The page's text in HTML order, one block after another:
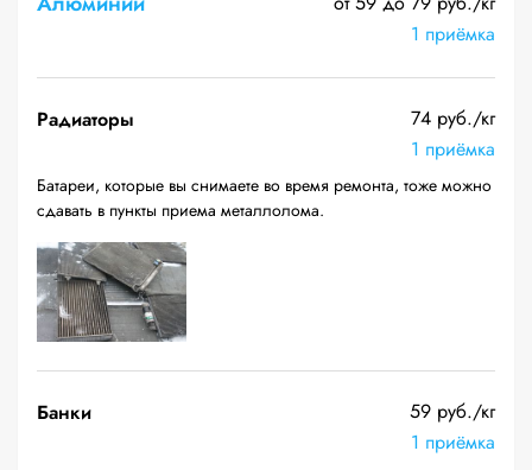
1 приёмка
Радиаторы
74 руб./кг
1 приёмка
Батареи, которые вы снимаете во время ремонта, тоже можно
сдавать в пункты приема металлолома.
Банки
59 руб./кг
1 приёмка